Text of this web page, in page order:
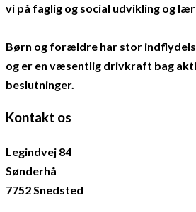
vi på faglig og social udvikling og
Børn og forældre har stor
og er en væsentlig drivkraft bag
beslutninger.
Kontakt os
Legindvej 84
Sønderhå
7752 Snedsted